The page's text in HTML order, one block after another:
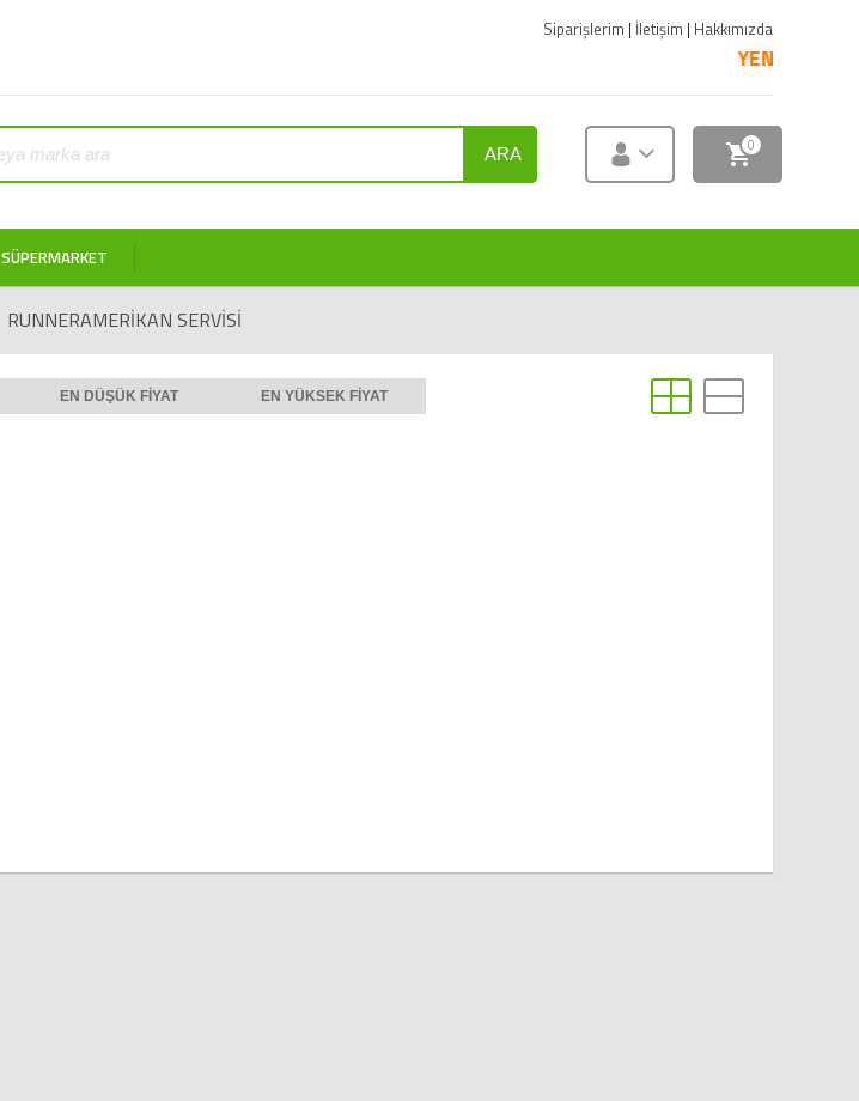
Siparişlerim | İletişim | Hakkımızda
YENİ ÜRÜNLER
ARA 0
SÜPERMARKET
RUNNERAMERIKAN SERVISI
EN DÜŞÜK FIYAT EN YÜKSEK FIYAT